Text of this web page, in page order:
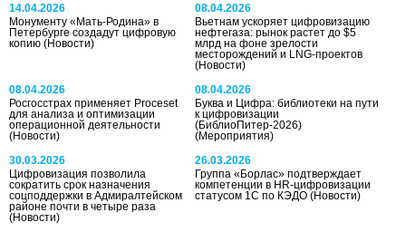
14.04.2026
Монументу «Мать-Родина» в
Петербурге создадут цифровую
копию (Новости)
08.04.2026
Вьетнам ускоряет цифровизацию
нефтегаза: рынок растет до $5
млрд на фоне зрелости
месторождений и LNG-проектов
(Новости)
08.04.2026
Росгосстрах применяет Proceset
для анализа и оптимизации
операционной деятельности
(Новости)
08.04.2026
Буква и Цифра: библиотеки на пути
к цифровизации
(БиблиоПитер-2026)
(Мероприятия)
30.03.2026
Цифровизация позволила
сократить срок назначения
соцподдержки в Адмиралтейском
районе почти в четыре раза
(Новости)
26.03.2026
Группа «Борлас» подтверждает
компетенции в HR-цифровизации
статусом 1С по КЭДО(Новости)